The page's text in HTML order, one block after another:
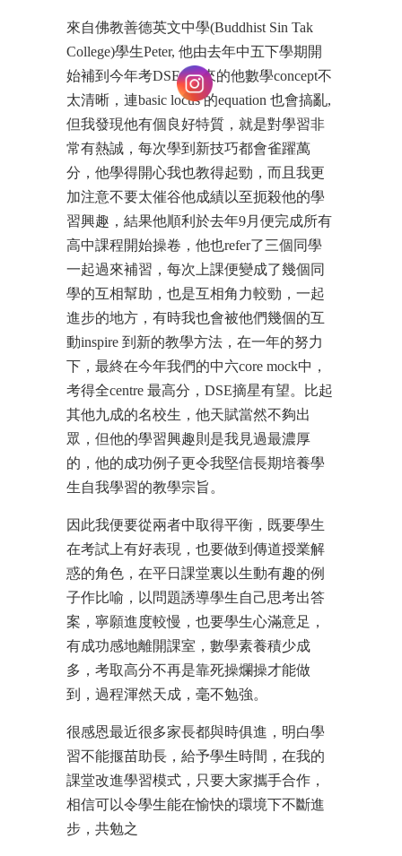
來自佛教善德英文中學(Buddhist Sin Tak
College)學生Peter, 他由去年中五下學期開
始補到今年考DSE, 剛來的他數學concept不
太清晰，連basic locus 的equation 也會搞亂,
但我發現他有個良好特質，就是對學習非
常有熱誠，每次學到新技巧都會雀躍萬
分，他學得開心我也教得起勁，而且我更
加注意不要太催谷他成績以至扼殺他的學
習興趣，結果他順利於去年9月便完成所有
高中課程開始操卷，他也refer了三個同學
一起過來補習，每次上課便變成了幾個同
學的互相幫助，也是互相角力較勁，一起
進步的地方，有時我也會被他們幾個的互
動inspire 到新的教學方法，在一年的努力
下，最終在今年我們的中六core mock中，
考得全centre 最高分，DSE摘星有望。比起
其他九成的名校生，他天賦當然不夠出
眾，但他的學習興趣則是我見過最濃厚
的，他的成功例子更令我堅信長期培養學
生自我學習的教學宗旨。
因此我便要從兩者中取得平衡，既要學生
在考試上有好表現，也要做到傳道授業解
惑的角色，在平日課堂裏以生動有趣的例
子作比喻，以問題誘導學生自己思考出答
案，寧願進度較慢，也要學生心滿意足，
有成功感地離開課室，數學素養積少成
多，考取高分不再是靠死操爛操才能做
到，過程渾然天成，毫不勉強。
很感恩最近很多家長都與時俱進，明白學
習不能揠苗助長，給予學生時間，在我的
課堂改進學習模式，只要大家攜手合作，
相信可以令學生能在愉快的環境下不斷進
步，共勉之